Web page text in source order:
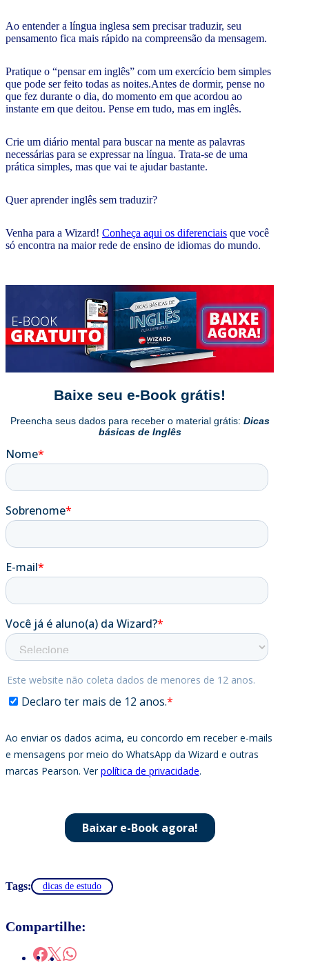
Ao entender a língua inglesa sem precisar traduzir, seu
pensamento fica mais rápido na compreensão da mensagem.
Pratique o “pensar em inglês” com um exercício bem simples
que pode ser feito todas as noites.Antes de dormir, pense no
que fez durante o dia, do momento em que acordou ao
instante em que deitou. Pense em tudo, mas em inglês.
Crie um diário mental para buscar na mente as palavras
necessárias para se expressar na língua. Trata-se de uma
prática simples, mas que vai te ajudar bastante.
Quer aprender inglês sem traduzir?
Venha para a Wizard! Conheça aqui os diferenciais que você
só encontra na maior rede de ensino de idiomas do mundo.
Tags: dicas de estudo
Compartilhe: